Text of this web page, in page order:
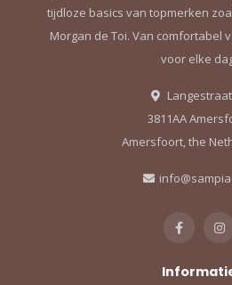
tijdloze basics van topmerken
Morgan de Toi. Van comfortabel
voor elke
3811AA
Amersfoort, the